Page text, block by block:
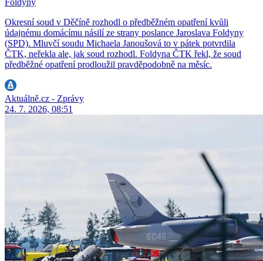
Okresní soud v Děčíně rozhodl o předběžném opatření kvůli
údajnému domácímu násilí ze strany poslance Jaroslava Foldyny
(SPD). Mluvčí soudu Michaela Janoušová to v pátek potvrdila
ČTK, neřekla ale, jak soud rozhodl. Foldyna ČTK řekl, že soud
předběžné opatření prodloužil pravděpodobně na měsíc.
Aktuálně.cz - Zprávy
24. 7. 2026, 08:51